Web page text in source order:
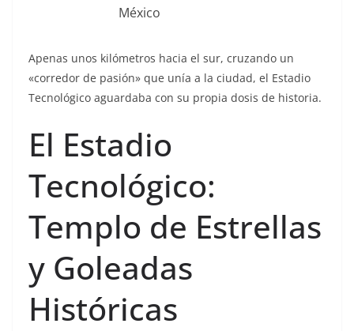
México
Apenas unos kilómetros hacia el sur, cruzando un
«corredor de pasión» que unía a la ciudad, el Estadio
Tecnológico aguardaba con su propia dosis de historia.
El Estadio
Tecnológico:
Templo de Estrellas
y Goleadas
Históricas